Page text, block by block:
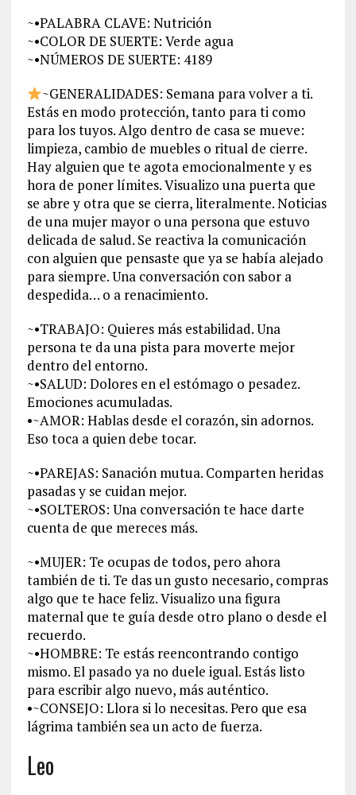
~•PALABRA CLAVE: Nutrición
~•COLOR DE SUERTE: Verde agua
~•NÚMEROS DE SUERTE: 4189
~GENERALIDADES: Semana para volver a ti.
Estás en modo protección, tanto para ti como
para los tuyos. Algo dentro de casa se mueve:
limpieza, cambio de muebles o ritual de cierre.
Hay alguien que te agota emocionalmente y es
hora de poner límites. Visualizo una puerta que
se abre y otra que se cierra, literalmente. Noticias
de una mujer mayor o una persona que estuvo
delicada de salud. Se reactiva la comunicación
con alguien que pensaste que ya se había alejado
para siempre. Una conversación con sabor a
despedida… o a renacimiento.
~•TRABAJO: Quieres más estabilidad. Una
persona te da una pista para moverte mejor
dentro del entorno.
~•SALUD: Dolores en el estómago o pesadez.
Emociones acumuladas.
•~AMOR: Hablas desde el corazón, sin adornos.
Eso toca a quien debe tocar.
~•PAREJAS: Sanación mutua. Comparten heridas
pasadas y se cuidan mejor.
~•SOLTEROS: Una conversación te hace darte
cuenta de que mereces más.
~•MUJER: Te ocupas de todos, pero ahora
también de ti. Te das un gusto necesario, compras
algo que te hace feliz. Visualizo una figura
maternal que te guía desde otro plano o desde el
recuerdo.
~•HOMBRE: Te estás reencontrando contigo
mismo. El pasado ya no duele igual. Estás listo
para escribir algo nuevo, más auténtico.
•~CONSEJO: Llora si lo necesitas. Pero que esa
lágrima también sea un acto de fuerza.
Leo